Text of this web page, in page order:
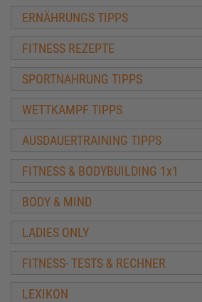
HST Classic Trainingsplan
HST-Cluster Trainingsplan
Antagonisten Trainingsplan
Pyramidentraining
8x8 Training Vince Gironda
15x4 Trainingsplan
Serge Nubret Professional-Training
Training in der Bodybuilding Off-Season
Ernährung & Training Masseaufbau
Muskelaufbau mit über 40
Full-Body-Training
Minimalist Trainingsplan
Muskelfaser Training
Diät & Fettabbau
ERNÄHRUNGS TIPPS
FITNESS REZEPTE
SPORTNAHRUNG TIPPS
WETTKAMPF TIPPS
AUSDAUERTRAINING TIPPS
FITNESS & BODYBUILDING 1x1
BODY & MIND
LADIES ONLY
FITNESS- TESTS & RECHNER
LEXIKON